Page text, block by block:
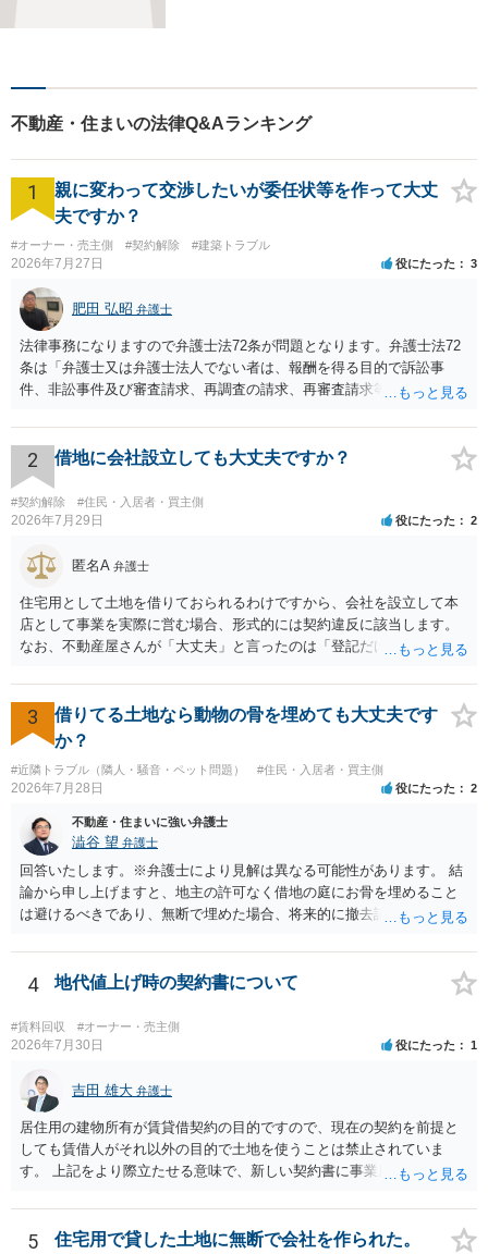
に、何とか笑顔を取り戻して
トーにしております。
不動産・住まいの法律Q&Aランキング
1
親に変わって交渉したいが委任状等を作って大丈
夫ですか？
#オーナー・売主側 #契約解除 #建築トラブル
2026年7月27日 役にたった 3
肥田 弘昭 弁護士
法律事務になりますので弁護士法72条が問題となります。弁護士法72
条は「弁護士又は弁護士法人でない者は、報酬を得る目的で訴訟事
件、非訟事件及び審査請求、再調査の請求、再審査請求等行政庁に対
しくは和解その他の法律事務を取り扱い、又はこれらの周旋をするこ
とを業とすることができない。ただし、この法律又は他の法律に別段
の定めがある場合は、この限りでない。」とのことから、報酬を得る
目的がないのであれば適法です。なぜなら、弁護士法72条に違反しな
いのであれば、委任については無償で委任者が受任者に委任できるか
2 借地に会社設立しても大丈夫ですか？
#契約解除 #住民・入居者・買主側
2026年7月29日 役にたった 2
匿名A 弁護士
住宅用として土地を借りておられるわけですから、会社を設立して本
店として事業を実際に営む場合、形式的には契約違反に該当します。
なお、不動産屋さんが「大丈夫」と言ったのは「登記だけなら実務上
れますが、これは法的な保証ではありません。 ただ、解除まで認めら
れるかどうかについては信頼関係が破壊されたかどうかで判断されま
すので、建物を事務所・店舗用に大きく改築する等までなさらない限
り、リスクはそれほど大きくないかもしれません。 しかしそれでも、
大家さんが契約違反を口実に、将来の更新時に更新料の上乗せを要求
したり、立ち退きを迫る材料に使ったりする可能性は否定できませ
ん。
3
借りてる土地なら動物の骨を埋めても大丈夫です
か？
#近隣トラブル（隣人・騒音・ペット問題） #住民・入居者・買主側
2026年7月28日 役にたった 2
不動産・住まいに強い弁護士
澁谷 望 弁護士
回答いたします。※弁護士により見解は異なる可能性があります。 結
論から申し上げますと、地主の許可なく借地の庭にお骨を埋めること
は避けるべきであり、無断で埋めた場合、将来的に撤去請求や退去時
上、自分のペットの遺骨を埋める行為自体は墓地埋葬法違反や不法投
棄には該当しないため、犯罪になるわけではありません。しかし、建
物の所有者は質問者様であっても、土地の所有権はあくまで地主にあ
ります。そのため、地主に無断でお骨を埋める行為は、他人の所有権
を侵害する行為や、借地人としての善管注意義務違反とみなされる可
事前に地主へ相談して許可を得るか、土地に直接埋めずに大きめの鉢
植え等で供養する「プランター葬」や、ペット霊園等への納骨を検討
されるのが確実かと思います。
4 地代値上げ時の契約書について
#賃料回収 #オーナー・売主側
2026年7月30日 役にたった 1
吉田 雄大 弁護士
居住用の建物所有が賃貸借契約の目的ですので、現在の契約を前提と
しても賃借人がそれ以外の目的で土地を使うことは禁止されていま
す。 上記をより際立たせる意味で、新しい契約書に事業用として用い
交渉である以上賃借人が拒んだ場合には入りませんが、提案するのは
良い方法と思います。
5 住宅用で貸した土地に無断で会社を作られた。